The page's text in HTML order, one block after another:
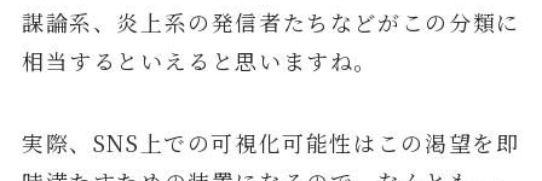
謀論系、炎上系の発信者たちなどがこの分類に
相当するといえると思いますね。
実際、SNS上での可視化可能性はこの渇望を即